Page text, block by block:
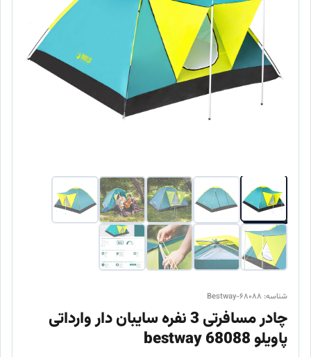
شناسه: Bestway-۶۸۰۸۸
چادر مسافرتی 3 نفره سایبان دار وارداتی
پاویلو 68088 bestway